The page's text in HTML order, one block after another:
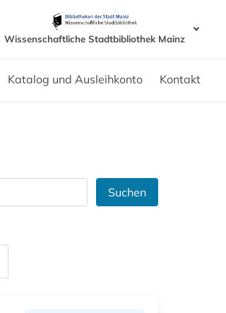
Wissenschaftliche Stadtbibliothek Mainz
Katalog und Ausleihkonto Kontakt
Suchen